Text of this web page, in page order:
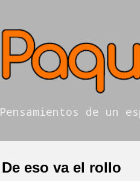
Pensamientos de un
De eso va el rollo